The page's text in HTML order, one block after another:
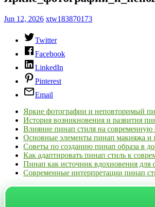
Jun 12, 2026 xtw183870173
Twitter
Facebook
LinkedIn
Pinterest
Email
Яркие фотографии и неповторимый
История возникновения и развития
Влияние пинап стиля на современную
Основные элементы пинап макияжа и
Советы по созданию пинап образа в
Как адаптировать пинап стиль к
Пинап как источник вдохновения для
Современные интерпретации пинап